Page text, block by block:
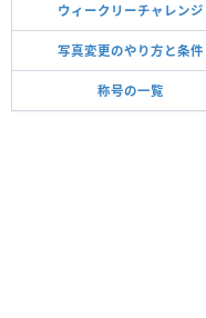
ウィークリーチャレンジ
写真変更のやり方と条件
称号の一覧